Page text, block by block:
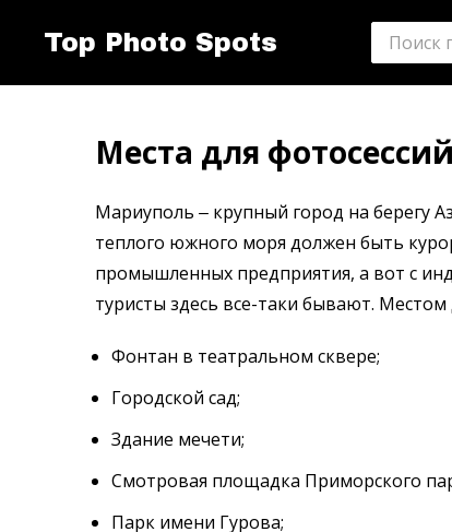
Top Photo Spots
Места для
Мариуполь ‒ крупный город на берегу
теплого южного моря должен быть
промышленных предприятия, а вот с
туристы здесь все-таки бывают.
Фонтан в театральном сквере;
Городской сад;
Здание мечети;
Смотровая площадка Приморского
Парк имени Гурова;